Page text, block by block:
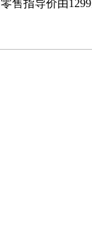
价由1299元